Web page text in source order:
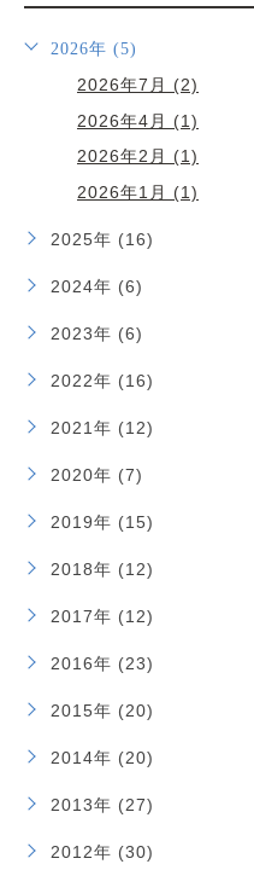
2026年 (5)
2026年7月 (2)
2026年4月 (1)
2026年2月 (1)
2026年1月 (1)
2025年 (16)
2024年 (6)
2023年 (6)
2022年 (16)
2021年 (12)
2020年 (7)
2019年 (15)
2018年 (12)
2017年 (12)
2016年 (23)
2015年 (20)
2014年 (20)
2013年 (27)
2012年 (30)